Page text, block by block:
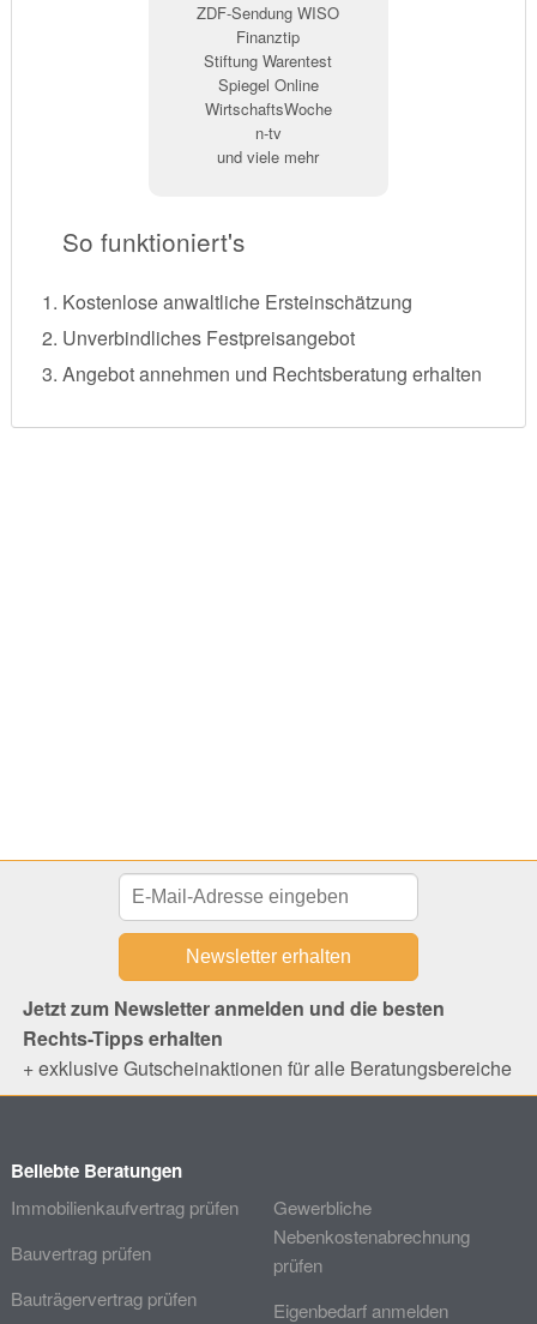
ZDF-Sendung WISO
Finanztip
Stiftung Warentest
Spiegel Online
WirtschaftsWoche
n-tv
und viele mehr
So funktioniert's
Kostenlose anwaltliche Ersteinschätzung
Unverbindliches Festpreisangebot
Angebot annehmen und Rechtsberatung erhalten
Jetzt zum Newsletter anmelden und die besten
Rechts-Tipps erhalten
+ exklusive Gutscheinaktionen für alle Beratungsbereiche
Beliebte Beratungen
Immobilienkaufvertrag prüfen
Bauvertrag prüfen
Bauträgervertrag prüfen
Gewerbliche
Nebenkostenabrechnung
prüfen
Eigenbedarf anmelden